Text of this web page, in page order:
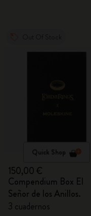
Quick Shop
150,00 €
Compendium Box El
Señor de los Anillos.
3 cuadernos